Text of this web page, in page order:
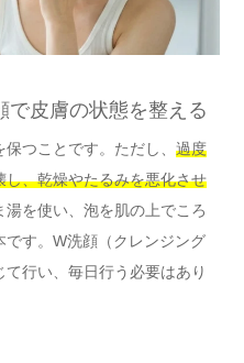
で皮膚の状態を整える
つことです。ただし、 過度
、乾燥やたるみを悪化させ
を使い、泡を肌の上でころ
す。W洗顔（クレンジング
行い、毎日行う必要はあり